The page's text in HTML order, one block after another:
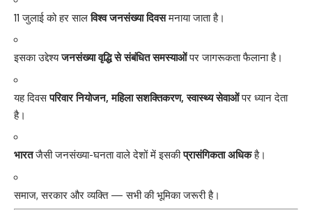
11 जुलाई को हर सालविश्व जनसंख्या दिवसमनाया जाता है।
इसका उद्देश्यजनसंख्या वृद्धि से संबंधित समस्याओंपर जागरूकता फैलाना है।
यह दिवसपरिवार नियोजन, महिला सशक्तिकरण, स्वास्थ्य सेवाओंपर ध्यान देता
है।
भारतजैसी जनसंख्या-घनता वाले देशों में इसकीप्रासंगिकता अधिकहै।
समाज, सरकार और व्यक्ति — सभी की भूमिका जरूरी है।